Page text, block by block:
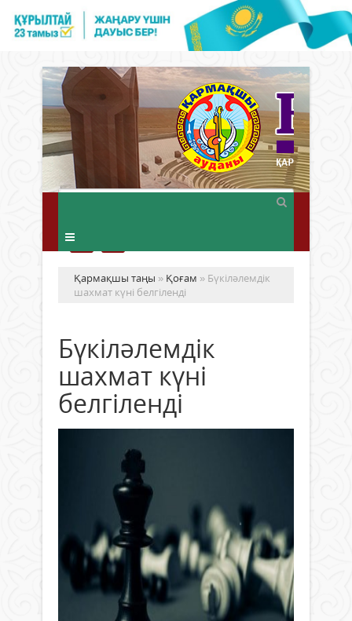
Қармақшы таңы » Қоғам » Бүкіләлемдік
шахмат күні белгіленді
Бүкіләлемдік
шахмат күні
белгіленді